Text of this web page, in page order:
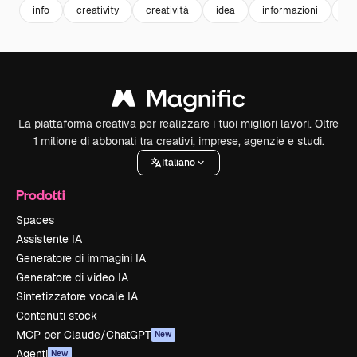
info creativity creatività idea informazioni
La piattaforma creativa per realizzare i tuoi migliori lavori. Oltre
1 milione di abbonati tra creativi, imprese, agenzie e studi.
Italiano
Prodotti
Spaces
Assistente IA
Generatore di immagini IA
Generatore di video IA
Sintetizzatore vocale IA
Contenuti stock
MCP per Claude/ChatGPT New
Agenti New